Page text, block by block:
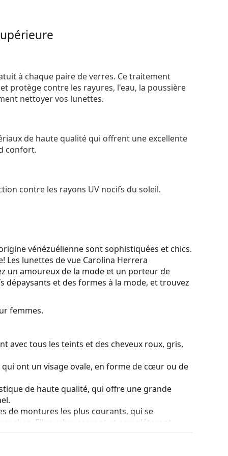
à chaque paire de verres. Ce traitement
protège contre les rayures, l'eau, la poussière
nettoyer vos lunettes.
de haute qualité qui offrent une excellente
confort.
contre les rayons UV nocifs du soleil.
vénézuélienne sont sophistiquées et chics.
Les lunettes de vue Carolina Herrera
un amoureux de la mode et un porteur de
dépaysants et des formes à la mode, et trouvez
femmes.
avec tous les teints et des cheveux roux, gris,
ont un visage ovale, en forme de cœur ou de
de haute qualité, qui offre une grande
de montures les plus courants, qui se
Elles rehausseront et compléteront
avantages est la robustesse, la durabilité, le
leur protection contre les dommages. Ce type